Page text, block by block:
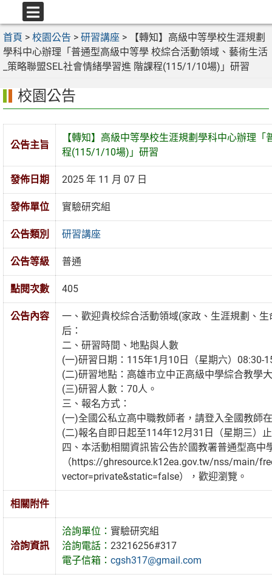
至
主
要
內
選
單
首頁 > 校園公告 > 研習講座 >
【轉知】高級中等學校生涯規劃
學科中心辦理「普通型高級中等學 校綜合活動領域、藝術生活
_策略聯盟SEL社會情緒學習進 階課程(115/1/10場)」研習
校園公告
公告主旨
【轉知】高級中等學校生涯規劃學科中心辦理
程(115/1/10場)」研習
發佈日期 2025 年 11 月 07 日
發佈單位 實驗研究組
公告類別 研習講座
公告等級 普通
點閱次數 405
公告內容
一、歡迎貴校綜合活動領域(家政、生涯規劃、
后：
二、研習時間、地點與人數
(一)研習日期：115年1月10日（星期六）08:30-
(二)研習地點：高雄市立中正高級中學綜合教學
(三)研習人數：70人。
三、報名方式：
(一)全國公私立高中職教師者，請登入全國教師
(二)報名自即日起至114年12月31日（星期三）
四、本活動相關資訊皆公告於國教署普通型高
（https://ghresource.k12ea.gov.tw/nss/main/
vector=private&static=false），歡迎瀏覽。
相關附件
洽詢資訊
洽詢單位：實驗研究組
洽詢電話：23216256#317
電子信箱：cgsh317@gmail.com